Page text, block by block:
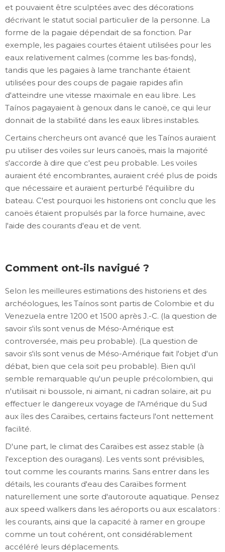
et pouvaient être sculptées avec des décorations
décrivant le statut social particulier de la personne. La
forme de la pagaie dépendait de sa fonction. Par
exemple, les pagaies courtes étaient utilisées pour les
eaux relativement calmes (comme les bas-fonds),
tandis que les pagaies à lame tranchante étaient
utilisées pour des coups de pagaie rapides afin
d'atteindre une vitesse maximale en eau libre. Les
Taínos pagayaient à genoux dans le canoë, ce qui leur
donnait de la stabilité dans les eaux libres instables.
Certains chercheurs ont avancé que les Taínos auraient
pu utiliser des voiles sur leurs canoës, mais la majorité
s'accorde à dire que c'est peu probable. Les voiles
auraient été encombrantes, auraient créé plus de poids
que nécessaire et auraient perturbé l'équilibre du
bateau. C'est pourquoi les historiens ont conclu que les
canoës étaient propulsés par la force humaine, avec
l'aide des courants d'eau et de vent.
Comment ont-ils navigué ?
Selon les meilleures estimations des historiens et des
archéologues, les Taínos sont partis de Colombie et du
Venezuela entre 1200 et 1500 après J.-C. (la question de
savoir s'ils sont venus de Méso-Amérique est
controversée, mais peu probable). (La question de
savoir s'ils sont venus de Méso-Amérique fait l'objet d'un
débat, bien que cela soit peu probable). Bien qu'il
semble remarquable qu'un peuple précolombien, qui
n'utilisait ni boussole, ni aimant, ni cadran solaire, ait pu
effectuer le dangereux voyage de l'Amérique du Sud
aux îles des Caraïbes, certains facteurs l'ont nettement
facilité.
D'une part, le climat des Caraïbes est assez stable (à
l'exception des ouragans). Les vents sont prévisibles,
tout comme les courants marins. Sans entrer dans les
détails, les courants d'eau des Caraïbes forment
naturellement une sorte d'autoroute aquatique. Pensez
aux speed walkers dans les aéroports ou aux escalators :
les courants, ainsi que la capacité à ramer en groupe
comme un tout cohérent, ont considérablement
accéléré leurs déplacements.